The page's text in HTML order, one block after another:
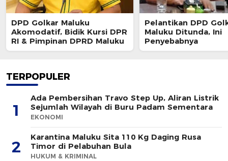
DPD Golkar Maluku
Akomodatif, Bidik Kursi DPR
RI & Pimpinan DPRD Maluku
Pelantikan DPD
Maluku Ditunda, Ini
Penyebabnya
TERPOPULER
1
Ada Pembersihan Travo Step Up, Aliran Listrik
Sejumlah Wilayah di Buru Padam Sementara
EKONOMI
2
Karantina Maluku Sita 110 Kg Daging Rusa
Timor di Pelabuhan Bula
HUKUM & KRIMINAL